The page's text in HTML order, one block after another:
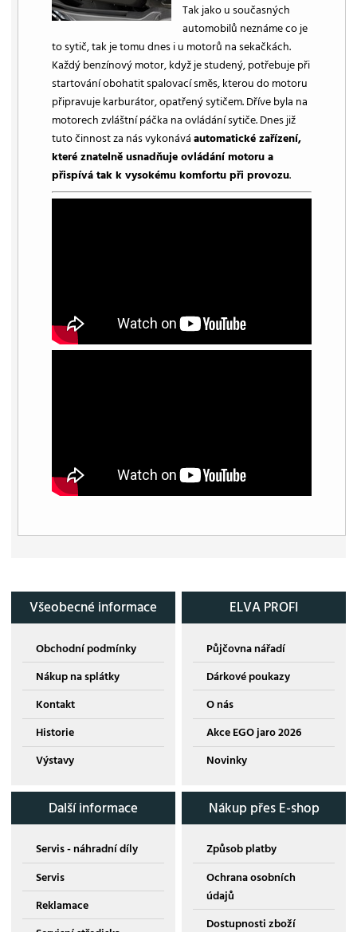
Tak jako u současných
automobilů neznáme co je
to sytič, tak je tomu dnes i u motorů na sekačkách.
Každý benzínový motor, když je studený, potřebuje při
startování obohatit spalovací směs, kterou do motoru
připravuje karburátor, opatřený sytičem. Dříve byla na
motorech zvláštní páčka na ovládání sytiče. Dnes již
tuto činnost za nás vykonáváautomatické zařízení,
které znatelně usnadňuje ovládání motoru a
přispívá tak k vysokému komfortu při provozu.
Všeobecné informace
Obchodní podmínky
Nákup na splátky
Kontakt
Historie
Výstavy
ELVA PROFI
Půjčovna nářadí
Dárkové poukazy
O nás
Akce EGO jaro 2026
Novinky
Další informace
Servis - náhradní díly
Servis
Reklamace
Nákup přes E-shop
Způsob platby
Ochrana osobních
údajů
Dostupnosti zboží